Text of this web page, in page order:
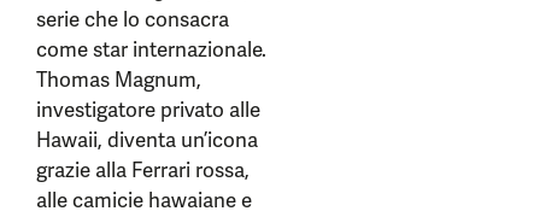
serie che lo consacra
come star internazionale.
Thomas Magnum,
investigatore privato alle
Hawaii, diventa un’icona
grazie alla Ferrari rossa,
alle camicie hawaiane e